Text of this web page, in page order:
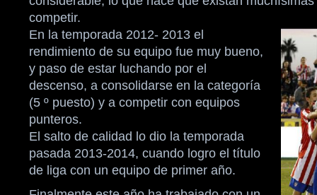
competir.
En la temporada 2012- 2013 el
rendimiento de su equipo fue muy bueno,
y paso de estar luchando por el
descenso, a consolidarse en la categoría
(5 º puesto) y a competir con equipos
punteros.
El salto de calidad lo dio la temporada
pasada 2013-2014, cuando logro el título
de liga con un equipo de primer año.